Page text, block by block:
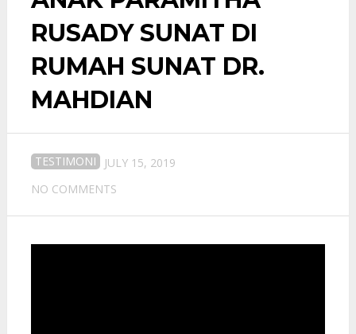
RUSADY SUNAT DI
RUMAH SUNAT DR.
MAHDIAN
JULY 15, 2019
TESTIMONI
NO COMMENTS